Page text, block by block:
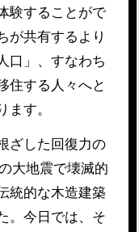
験することがで
が共有するより
」、すなわち
住する人々へと
す。
ざした回復力の
大地震で壊滅的
統的な木造建築
。今日では、そ